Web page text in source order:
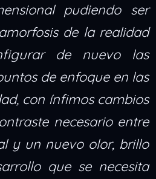
pudiendo ser
de la realidad
de nuevo las
de enfoque en las
con ínfimos cambios
necesario entre
y un nuevo olor, brillo
que se necesita